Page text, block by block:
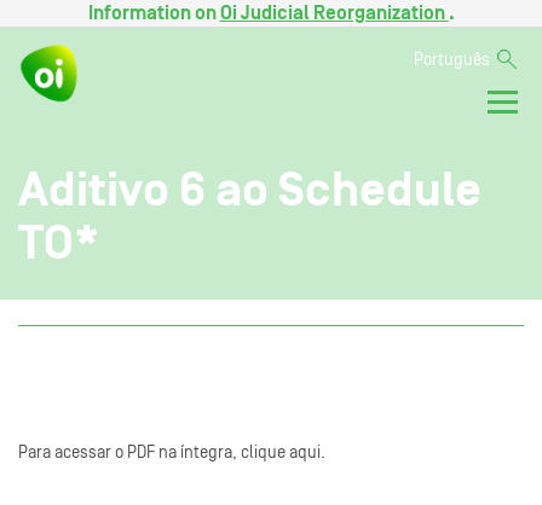
Information onOi Judicial Reorganization .
Português
Aditivo 6 ao Schedule
TO*
Para acessar o PDF na íntegra, clique aqui.